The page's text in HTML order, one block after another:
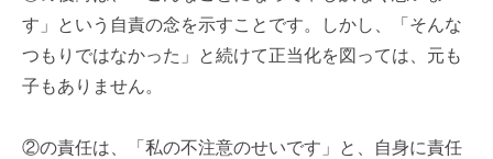
す」という自責の念を示すことです。しかし、「そんな
つもりではなかった」と続けて正当化を図っては、元も
子もありません。
②の責任は、「私の不注意のせいです」と、自身に責任